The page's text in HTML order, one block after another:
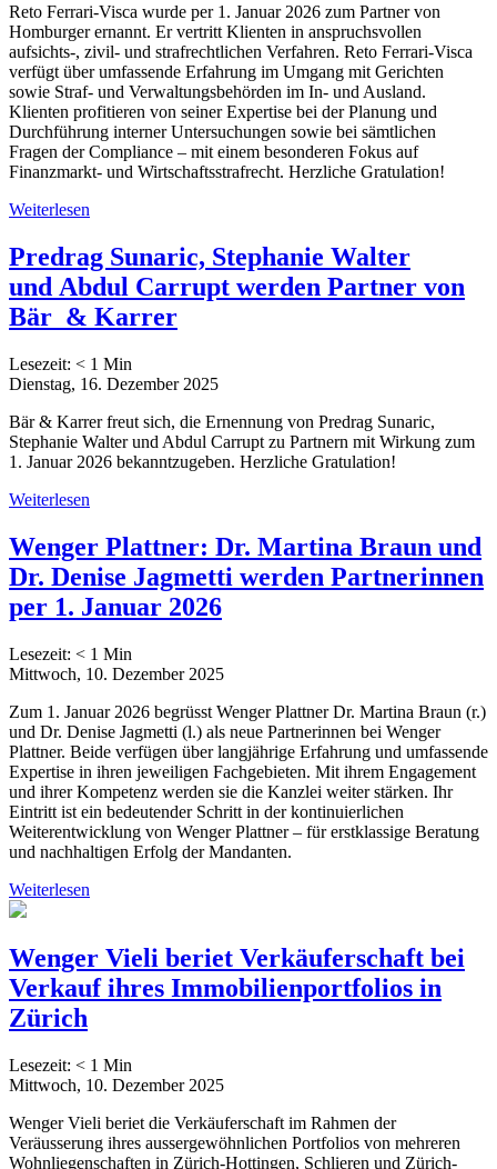
Reto Ferrari-Visca wurde per 1. Januar 2026 zum Partner von
Homburger ernannt. Er vertritt Klienten in anspruchsvollen
aufsichts-, zivil- und strafrechtlichen Verfahren. Reto Ferrari-Visca
verfügt über umfassende Erfahrung im Umgang mit Gerichten
sowie Straf- und Verwaltungsbehörden im In- und Ausland.
Klienten profitieren von seiner Expertise bei der Planung und
Durchführung interner Untersuchungen sowie bei sämtlichen
Fragen der Compliance – mit einem besonderen Fokus auf
Finanzmarkt- und Wirtschaftsstrafrecht. Herzliche Gratulation!
Weiterlesen
Predrag Sunaric, Stephanie Walter
und Abdul Carrupt werden Partner von
Bär & Karrer
Lesezeit: < 1 Min
Dienstag, 16. Dezember 2025
Bär & Karrer freut sich, die Ernennung von Predrag Sunaric,
Stephanie Walter und Abdul Carrupt zu Partnern mit Wirkung zum
1. Januar 2026 bekanntzugeben. Herzliche Gratulation!
Weiterlesen
Wenger Plattner: Dr. Martina Braun und
Dr. Denise Jagmetti werden Partnerinnen
per 1. Januar 2026
Lesezeit: < 1 Min
Mittwoch, 10. Dezember 2025
Zum 1. Januar 2026 begrüsst Wenger Plattner Dr. Martina Braun (r.)
und Dr. Denise Jagmetti (l.) als neue Partnerinnen bei Wenger
Plattner. Beide verfügen über langjährige Erfahrung und umfassende
Expertise in ihren jeweiligen Fachgebieten. Mit ihrem Engagement
und ihrer Kompetenz werden sie die Kanzlei weiter stärken. Ihr
Eintritt ist ein bedeutender Schritt in der kontinuierlichen
Weiterentwicklung von Wenger Plattner – für erstklassige Beratung
und nachhaltigen Erfolg der Mandanten.
Weiterlesen
Wenger Vieli beriet Ver­käu­fer­schaft bei
Ver­kauf ihres Im­mo­bi­li­en­port­fo­li­os in
Zürich
Lesezeit: < 1 Min
Mittwoch, 10. Dezember 2025
Wenger Vieli beriet die Verkäuferschaft im Rahmen der
Veräusserung ihres aussergewöhnlichen Portfolios von mehreren
Wohnliegenschaften in Zürich-Hottingen, Schlieren und Zürich-